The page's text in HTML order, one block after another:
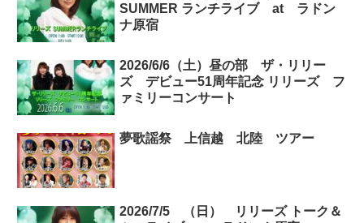
SUMMER ランチライブ at ラドン
ナ原宿
2026/6/6（土）昼の部 ザ・リリー
ズ デビュー51周年記念 リリーズ フ
ァミリーコンサート
夢歌謡祭 上信越 北陸 ツアー
2026/7/5 （日） リリーズ トーク＆